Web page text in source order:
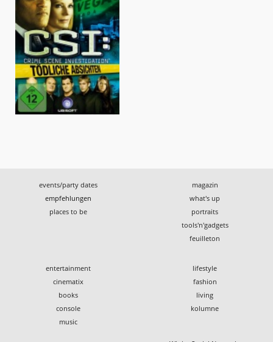
events/party dates
empfehlungen
places to be
magazin
what's up
portraits
tools'n'gadgets
feuilleton
entertainment
cinematix
books
console
music
lifestyle
fashion
living
kolumne